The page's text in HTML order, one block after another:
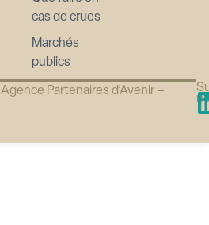
cas de crues
Marchés
publics
Agence Partenaires d’Avenir –